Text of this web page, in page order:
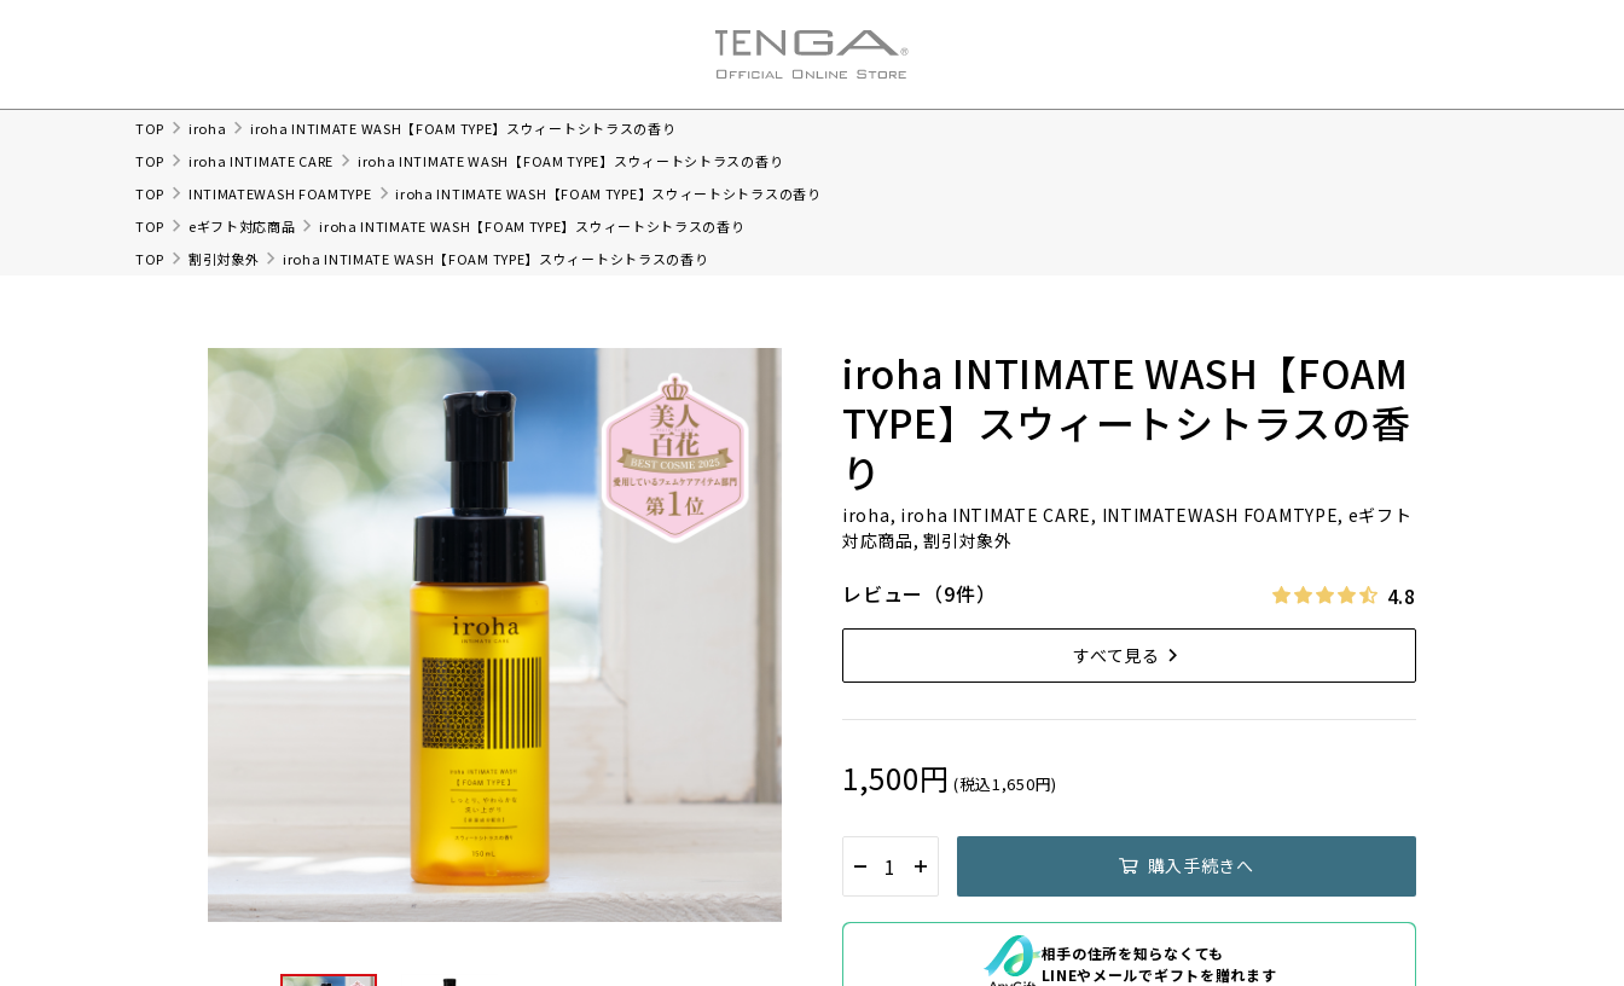
TOP iroha
iroha INTIMATE WASH【FOAM TYPE】スウィートシトラスの香り
TOP
iroha INTIMATE CARE
iroha INTIMATE WASH【FOAM TYPE】スウィートシトラスの香り
TOP
INTIMATEWASH FOAMTYPE
iroha INTIMATE WASH【FOAM TYPE】スウィートシトラスの香り
TOP
eギフト対応商品
iroha INTIMATE WASH【FOAM TYPE】スウィートシトラスの香り
TOP
割引対象外 iroha INTIMATE WASH【FOAM TYPE】スウィートシトラスの香り
iroha INTIMATE WASH【FOAM
TYPE】スウィートシトラスの香
り
iroha, iroha INTIMATE CARE, INTIMATEWASH FOAMTYPE, eギフト
対応商品, 割引対象外
レビュー（9件） 4.8
すべて見る
1,500円 (税込1,650円)
購入手続きへ
相手の住所を知らなくても
LINEやメールでギフトを贈れます